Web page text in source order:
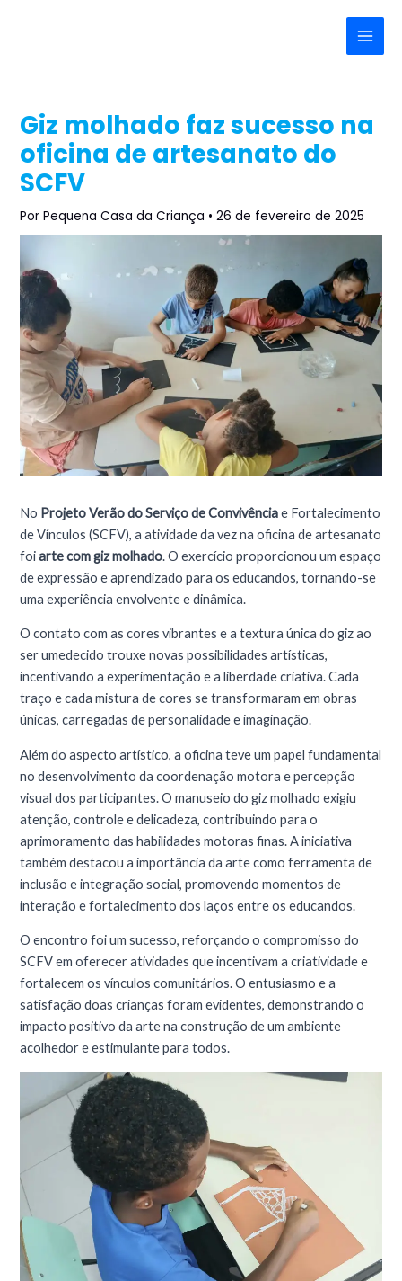
Main
Menu
Giz molhado faz sucesso na
oficina de artesanato do
SCFV
PorPequena Casa da Criança •26 de fevereiro de 2025
No Projeto Verão do Serviço de Convivênciae Fortalecimento
de Vínculos (SCFV), a atividade da vez na oficina de artesanato
foiarte com giz molhado. O exercício proporcionou um espaço
de expressão e aprendizado para os educandos, tornando-se
uma experiência envolvente e dinâmica.
O contato com as cores vibrantes e a textura única do giz ao
ser umedecido trouxe novas possibilidades artísticas,
incentivando a experimentação e a liberdade criativa. Cada
traço e cada mistura de cores se transformaram em obras
únicas, carregadas de personalidade e imaginação.
Além do aspecto artístico, a oficina teve um papel fundamental
no desenvolvimento da coordenação motora e percepção
visual dos participantes. O manuseio do giz molhado exigiu
atenção, controle e delicadeza, contribuindo para o
aprimoramento das habilidades motoras finas. A iniciativa
também destacou a importância da arte como ferramenta de
inclusão e integração social, promovendo momentos de
interação e fortalecimento dos laços entre os educandos.
O encontro foi um sucesso, reforçando o compromisso do
SCFV em oferecer atividades que incentivam a criatividade e
fortalecem os vínculos comunitários. O entusiasmo e a
satisfação doas crianças foram evidentes, demonstrando o
impacto positivo da arte na construção de um ambiente
acolhedor e estimulante para todos.